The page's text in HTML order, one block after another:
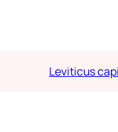
Leviticus